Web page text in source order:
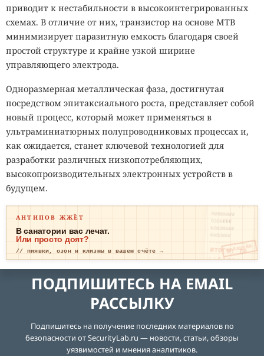
приводит к нестабильности в высокоинтегрированных
схемах. В отличие от них, транзистор на основе MTB
минимизирует паразитную емкость благодаря своей
простой структуре и крайне узкой ширине
управляющего электрода.
Одноразмерная металлическая фаза, достигнутая
посредством эпитаксиального роста, представляет собой
новый процесс, который может применяться в
ультраминиатюрных полупроводниковых процессах и,
как ожидается, станет ключевой технологией для
разработки различных низкопотребляющих,
высокопроизводительных электронных устройств в
будущем.
ПИЯВКИ₽₽
ОЗОН₽₽₽
КЛИЗМА₽₽
КАПЛИ₽₽
ИТОГО: ТР
ЕВОГА
ОПЛАЧЕНО
АНТИПОВ ЖЖЁТ
В санатории вас лечат.
Или просто доят?
// пиявки, озон и клизмы в вашем счёте →
ПОДПИШИТЕСЬ НА EMAIL
РАССЫЛКУ
Подпишитесь на получение последних материалов по
безопасности от SecurityLab.ru — новости, статьи, обзоры
уязвимостей и мнения аналитиков.